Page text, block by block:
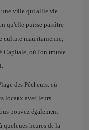
une ville qui allie vie
qu'elle puisse paraître
culture mauritanienne,
Capitale, où l'on trouve
des Pêcheurs, où
locaux avec leurs
pouvez également
heures de la